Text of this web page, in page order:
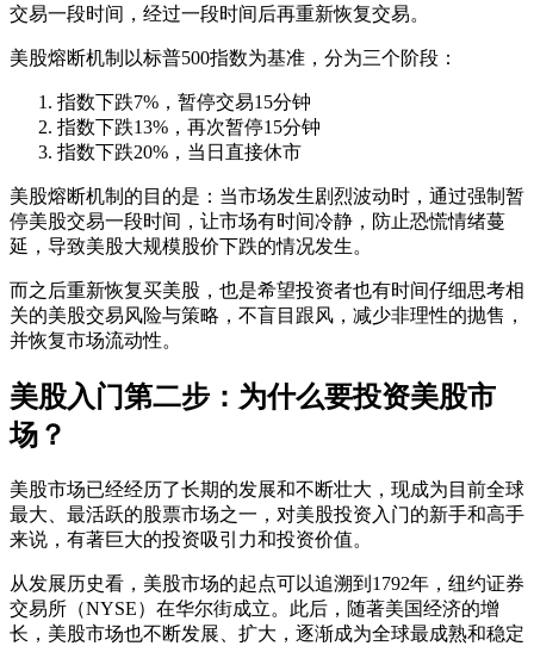
交易一段时间，经过一段时间后再重新恢复交易。
美股熔断机制以标普500指数为基准，分为三个阶段：
指数下跌7%，暂停交易15分钟
指数下跌13%，再次暂停15分钟
指数下跌20%，当日直接休市
美股熔断机制的目的是：当市场发生剧烈波动时，通过强制暂
停美股交易一段时间，让市场有时间冷静，防止恐慌情绪蔓
延，导致美股大规模股价下跌的情况发生。
而之后重新恢复买美股，也是希望投资者也有时间仔细思考相
关的美股交易风险与策略，不盲目跟风，减少非理性的抛售，
并恢复市场流动性。
美股入门第二步：为什么要投资美股市
场？
美股市场已经经历了长期的发展和不断壮大，现成为目前全球
最大、最活跃的股票市场之一，对美股投资入门的新手和高手
来说，有著巨大的投资吸引力和投资价值。
从发展历史看，美股市场的起点可以追溯到1792年，纽约证券
交易所（NYSE）在华尔街成立。此后，随著美国经济的增
长，美股市场也不断发展、扩大，逐渐成为全球最成熟和稳定